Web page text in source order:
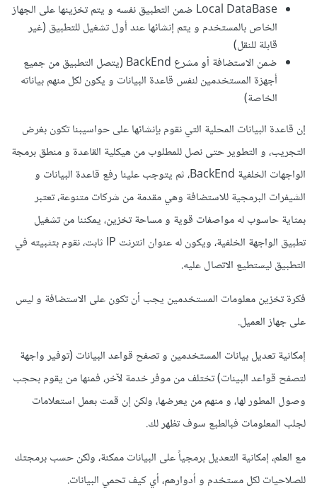
Local DataBase ضمن التطبيق نفسه و يتم تخزينها على الجهاز
الخاص بالمستخدم و يتم إنشائها عند أول تشغيل للتطبيق (غير
قابلة للنقل)
ضمن الاستضافة أو مشرع BackEnd (يتصل التطبيق من جميع
أجهزة المستخدمين لنفس قاعدة البيانات و يكون لكل منهم بياناته
الخاصة)
إن قاعدة البيانات المحلية التي نقوم بإنشائها على حواسيبنا تكون بغرض
التجريب، و التطوير حتى نصل للمطلوب من هيكلية القاعدة و منطق برمجة
الواجهات الخلفية BackEnd، ثم يتوجب علينا رفع قاعدة البيانات و
الشيفرات البرمجية للاستضافة وهي مقدمة من شركات متنوعة، تعتبر
بمثاية حاسوب له مواصفات قوية و مساحة تخزين، يمكننا من تشغيل
تطبيق الواجهة الخلفية، ويكون له عنوان انترنت IP ثابت، نقوم بتثبيته في
التطبيق ليستطيع الاتصال عليه.
فكرة تخزين معلومات المستخدمين يجب أن تكون على الاستضافة و ليس
على جهاز العميل.
إمكانية تعديل بيانات المستخدمين و تصفح قواعد البيانات (توفير واجهة
لتصفح قواعد البينات) تختلف من موفر خدمة لآخر، فمنها من يقوم بحجب
وصول المطور لها، و منهم من يعرضها، ولكن إن قمت بعمل استعلامات
لجلب المعلومات فبالطبع سوف تظهر لك.
مع العلم، إمكانية التعديل برمجياً على البيانات ممكنة، ولكن حسب برمجتك
للصلاحيات لكل مستخدم و أدوارهم، أي كيف تحمي البيانات.